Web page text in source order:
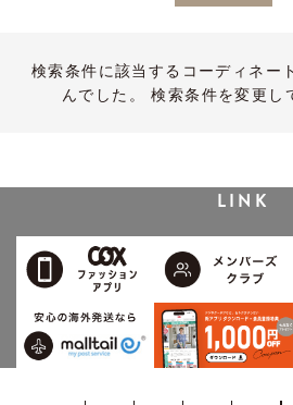
検索条件に該当するコーディネー
んでした。 検索条件を変更し
LINK